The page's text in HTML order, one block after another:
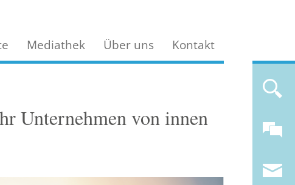
Mediathek Über uns Kontakt
Unternehmen von innen